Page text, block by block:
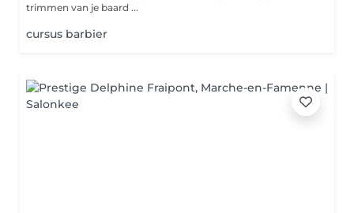
trimmen van je baard ...
cursus barbier